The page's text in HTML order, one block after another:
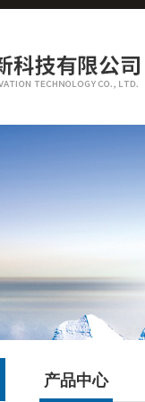
产品中心